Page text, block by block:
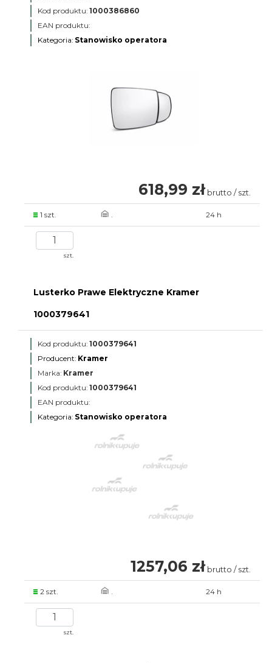
Kod produktu: 1000386860
EAN produktu:
Kategoria: Stanowisko operatora
618,99 zł brutto / szt.
1 szt. . 24 h
szt.
Lusterko Prawe Elektryczne Kramer
1000379641
Kod produktu: 1000379641
Producent: Kramer
Marka: Kramer
Kod produktu: 1000379641
EAN produktu:
Kategoria: Stanowisko operatora
1257,06 zł brutto / szt.
2 szt. . 24 h
szt.